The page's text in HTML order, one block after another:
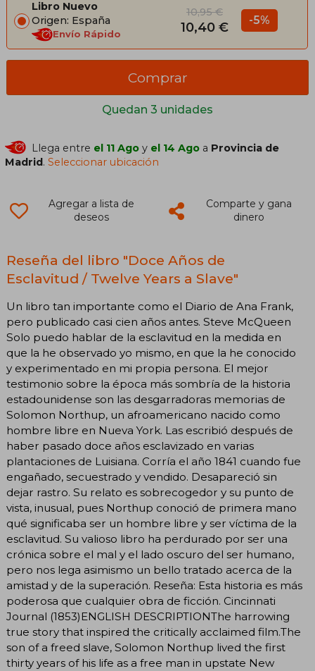
Libro Nuevo
Origen: España
Envío Rápido
10,95 €
10,40 € -5%
Quedan 3 unidades
Comprar
Llega entre el 11 Ago y el 14 Ago a Provincia de
Madrid.Seleccionar ubicación
Agregar a lista de
deseos
Comparte y gana
dinero
Reseña del libro "Doce Años de
Esclavitud / Twelve Years a Slave"
Un libro tan importante como el Diario de Ana Frank,
pero publicado casi cien años antes. Steve McQueen
Solo puedo hablar de la esclavitud en la medida en
que la he observado yo mismo, en que la he conocido
y experimentado en mi propia persona. El mejor
testimonio sobre la época más sombría de la historia
estadounidense son las desgarradoras memorias de
Solomon Northup, un afroamericano nacido como
hombre libre en Nueva York. Las escribió después de
haber pasado doce años esclavizado en varias
plantaciones de Luisiana. Corría el año 1841 cuando fue
engañado, secuestrado y vendido. Desapareció sin
dejar rastro. Su relato es sobrecogedor y su punto de
vista, inusual, pues Northup conoció de primera mano
qué significaba ser un hombre libre y ser víctima de la
esclavitud. Su valioso libro ha perdurado por ser una
crónica sobre el mal y el lado oscuro del ser humano,
pero nos lega asimismo un bello tratado acerca de la
amistad y de la superación. Reseña: Esta historia es más
poderosa que cualquier obra de ficción. Cincinnati
Journal (1853)ENGLISH DESCRIPTIONThe harrowing
true story that inspired the critically acclaimed film.The
son of a freed slave, Solomon Northup lived the first
thirty years of his life as a free man in upstate New